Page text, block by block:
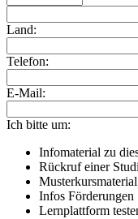
Land:
Telefon:
E-Mail:
Ich bitte um:
Infomaterial zu
Rückruf einer
Infos Förderungen
Lernplattform